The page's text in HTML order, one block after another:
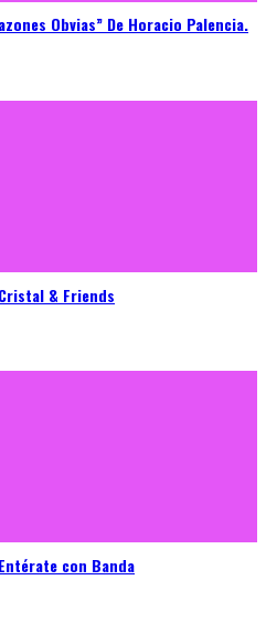
Obvias” De Horacio Palencia.
& Friends
con Banda